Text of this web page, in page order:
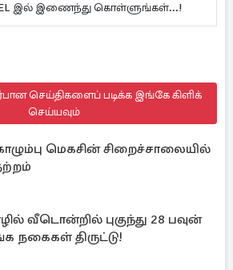
இல் இணைந்து கொள்ளுங்கள்...!
செய்திகளைப் படிக்க இங்கே கிளிக்
செய்யவும்
மெகசின் சிறைச்சாலையில்
வீடொன்றில் புகுந்து 28 பவுன்
நகைகள் திருட்டு!